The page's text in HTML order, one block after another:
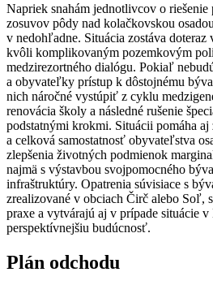
Napriek snahám jednotlivcov o
zosuvov pôdy nad kolačkovskou
v nedohľadne. Situácia zostáva
kvôli komplikovaným pozemkovým
medzirezortného dialógu. Pokiaľ
a obyvateľky prístup k dôstojnému
nich náročné vystúpiť z cyklu
renovácia školy a následné rušenie
podstatnými krokmi. Situácii pomáha aj
a celková samostatnosť obyvateľstva
zlepšenia životných podmienok
najmä s výstavbou svojpomocného
infraštruktúry. Opatrenia súvisiace s
zrealizované v obciach Čirč alebo Soľ,
praxe a vytvárajú aj v prípade situácie
perspektívnejšiu budúcnosť.
Plán odchodu